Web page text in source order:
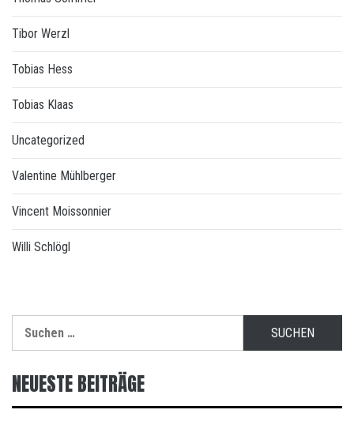
Tibor Werzl
Tobias Hess
Tobias Klaas
Uncategorized
Valentine Mühlberger
Vincent Moissonnier
Willi Schlögl
nach:
NEUESTE BEITRÄGE